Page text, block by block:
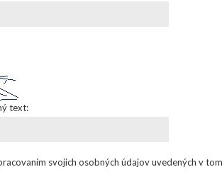
text:
svojich osobných údajov uvedených v